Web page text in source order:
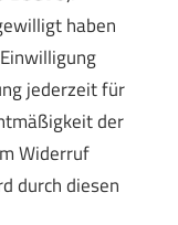
haben
jederzeit für
der
Widerruf
durch diesen